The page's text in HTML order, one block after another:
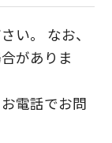
い。 なお、
がありま
電話でお問